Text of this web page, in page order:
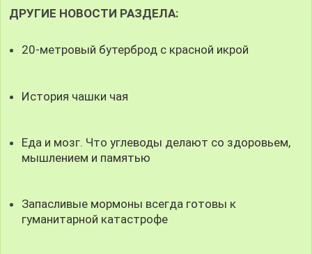
ДРУГИЕ НОВОСТИ РАЗДЕЛА:
20-метровый бутерброд с красной икрой
История чашки чая
Еда и мозг. Что углеводы делают со здоровьем,
мышлением и памятью
Запасливые мормоны всегда готовы к
гуманитарной катастрофе